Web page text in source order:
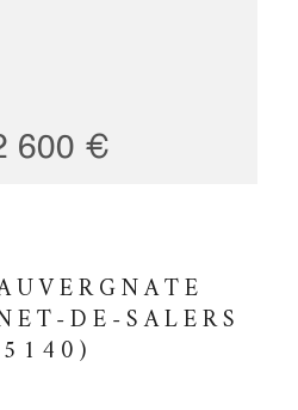
600 €
DE-SALERS